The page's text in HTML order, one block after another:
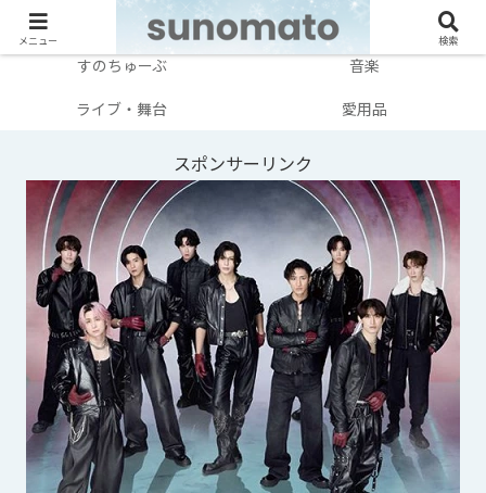
メンバー別
テレビ・映画
すのちゅーぶ
音楽
ライブ・舞台
愛用品
スポンサーリンク
メニュー 検索